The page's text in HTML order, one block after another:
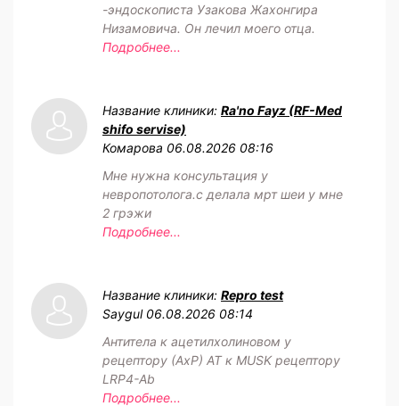
-эндоскописта Узакова Жахонгира
Низамовича. Он лечил моего отца.
Подробнее...
Название клиники: Ra'no Fayz (RF-Med
shifo servise)
Комарова 06.08.2026 08:16
Мне нужна консультация у
невропотолога.с делала мрт шеи у мне
2 грэжи
Подробнее...
Название клиники: Repro test
Saygul 06.08.2026 08:14
Антитела к ацетилхолиновом у
рецептору (АхР) АТ к MUSK рецептору
LRP4-Ab
Подробнее...